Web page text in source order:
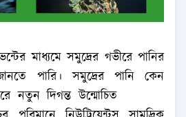
মাধ্যমে সমুদ্রের গভীরে পানির
পারি। সমুদ্রের পানি কেন
নতুন দিগন্ত উন্মোচিত